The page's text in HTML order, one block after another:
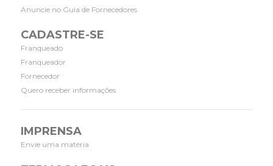
Anuncie no Guia de Fornecedores
CADASTRE-SE
Franqueado
Franqueador
Fornecedor
Quero receber informações
IMPRENSA
Envie uma matéria